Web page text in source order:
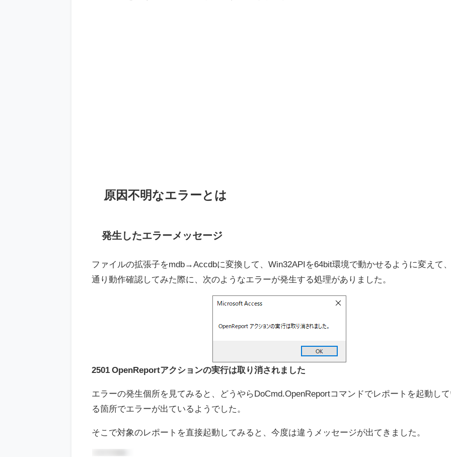
原因不明なエラーとは
発生したエラーメッセージ
ファイルの拡張子をmdb→Accdbに変換して、Win32APIを64bit環境で動かせるように変えて
通り動作確認してみた際に、次のようなエラーが発生する処理がありました。
2501 OpenReportアクションの実行は取り消されました
エラーの発生個所を見てみると、どうやらDoCmd.OpenReportコマンドでレポートを起動し
る箇所でエラーが出ているようでした。
そこで対象のレポートを直接起動してみると、今度は違うメッセージが出てきました。